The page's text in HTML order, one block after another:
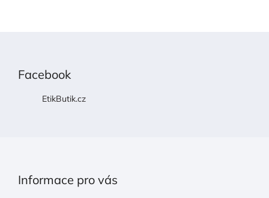
Facebook
EtikButik.cz
Informace pro vás